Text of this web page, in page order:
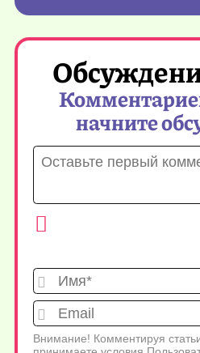
начните
Внимание! Комментируя